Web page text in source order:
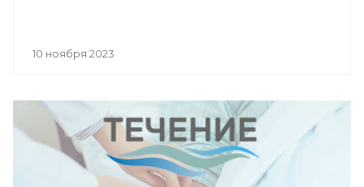
10 ноября 2023